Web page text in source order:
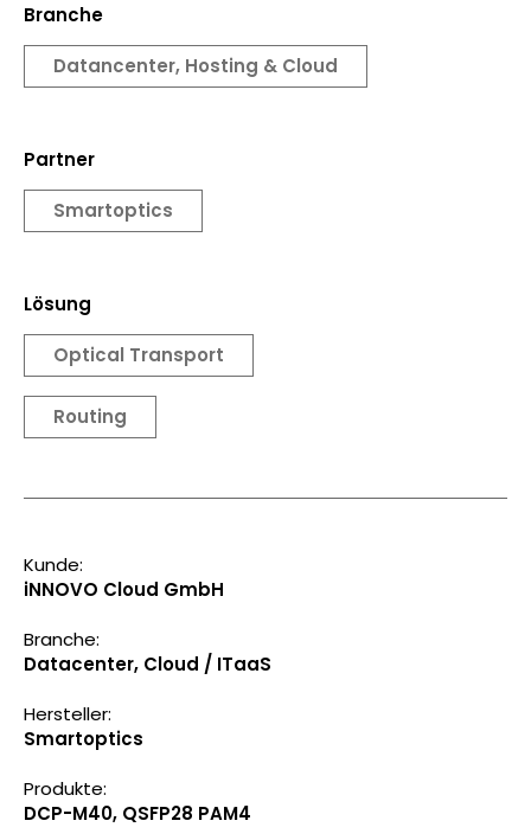
Branche
Datancenter, Hosting & Cloud
Partner
Smartoptics
Lösung
Optical Transport
Routing
Kunde:
iNNOVO Cloud GmbH
Branche:
Datacenter, Cloud / ITaaS
Hersteller:
Smartoptics
Produkte:
DCP-M40, QSFP28 PAM4